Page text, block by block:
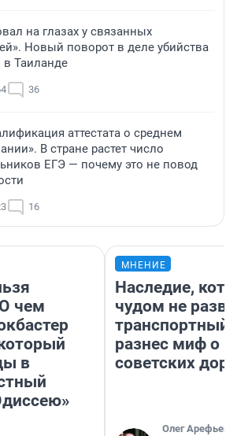
на глазах у связанных
Новый поворот в деле убийства
в Таиланде
36
аттестата о среднем
В стране растет число
ЕГЭ — почему это не повод
16
чем
в
МНЕНИЕ
Наследие,
чудом не
транспортный
разнес миф о
советских
Олег Арефьев